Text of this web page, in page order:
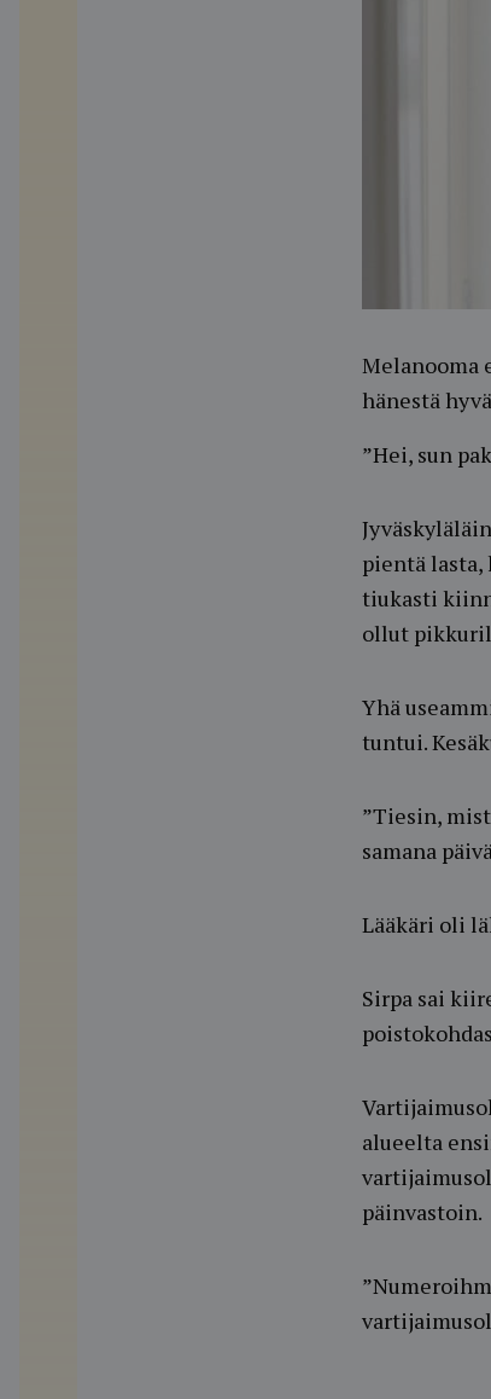
Melanooma
hänestä
”Hei, sun
pientä
tiukasti
ollut
Yhä
tuntui.
”Tiesin,
samana
Lääkäri oli
Sirpa sai
alueelta
päinvastoin.